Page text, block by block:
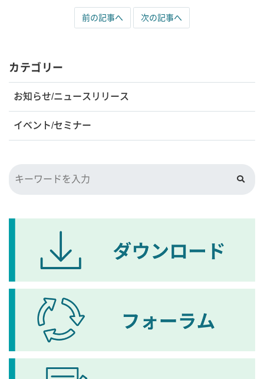
前の記事へ 次の記事へ
カテゴリー
お知らせ/ニュースリリース
イベント/セミナー